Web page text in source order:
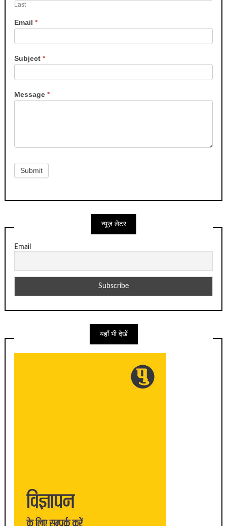
Last
Email*
Subject*
Message*
Submit
न्यूज़ लेटर
Email
यहाँ भी देखें